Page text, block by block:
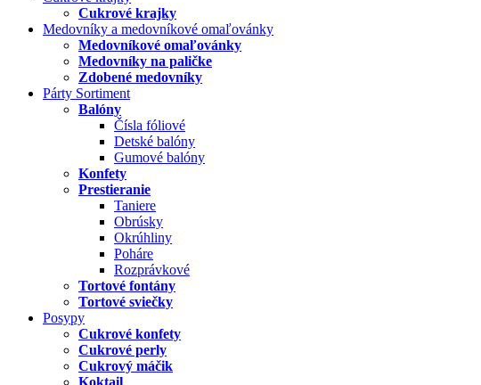
Cukrové krajky
Medovníky a medovníkové omaľovánky
Medovníkové omaľovánky
Medovníky na paličke
Zdobené medovníky
Párty Sortiment
Balóny
Čísla fóliové
Detské balóny
Gumové balóny
Konfety
Prestieranie
Taniere
Obrúsky
Okrúhliny
Poháre
Rozprávkové
Tortové fontány
Tortové sviečky
Posypy
Cukrové konfety
Cukrové perly
Cukrový máčik
Koktail